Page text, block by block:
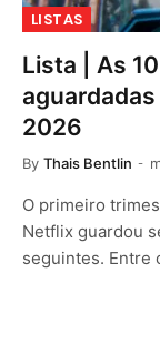
LISTAS
Lista | As
2026
By Thais Bentlin
O primeiro
Netflix guardou
seguintes. Entre